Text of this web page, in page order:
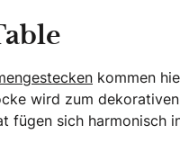
kommen
wird zum
fügen sich harmonisch